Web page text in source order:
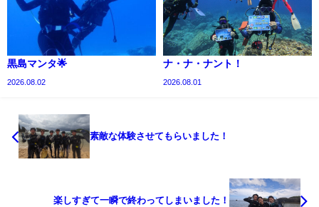
黒島マンタ🌟
2026.08.02
ナ・ナ・ナント！
2026.08.01
素敵な体験させてもらいました！
楽しすぎて一瞬で終わってしまいました！